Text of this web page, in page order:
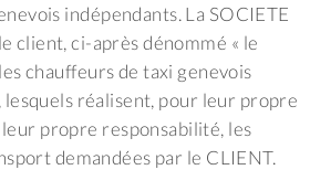
indépendants. La SOCIETE
client, ci-après dénommé « le
chauffeurs de taxi genevois
lesquels réalisent, pour leur propre
propre responsabilité, les
demandées par le CLIENT.